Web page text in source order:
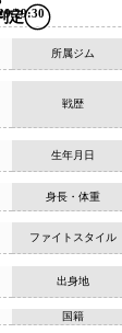
定
29:30
所属ジム
戦歴
生年月日
身長・体重
ファイトスタイル
出身地
国籍